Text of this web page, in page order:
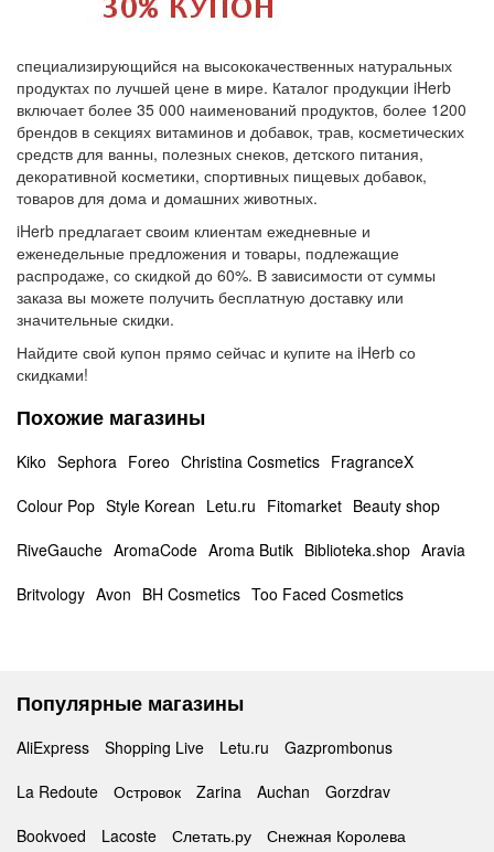
специализирующийся на высококачественных натуральных
продуктах по лучшей цене в мире. Каталог продукции iHerb
включает более 35 000 наименований продуктов, более 1200
брендов в секциях витаминов и добавок, трав, косметических
средств для ванны, полезных снеков, детского питания,
декоративной косметики, спортивных пищевых добавок,
товаров для дома и домашних животных.
iHerb предлагает своим клиентам ежедневные и
еженедельные предложения и товары, подлежащие
распродаже, со скидкой до 60%. В зависимости от суммы
заказа вы можете получить бесплатную доставку или
значительные скидки.
Найдите свой купон прямо сейчас и купите на iHerb со
скидками!
Похожие магазины
Kiko Sephora Foreo Christina Cosmetics FragranceX
Colour Pop Style Korean Letu.ru Fitomarket Beauty shop
RiveGauche AromaCode Aroma Butik Biblioteka.shop Aravia
Britvology Avon BH Cosmetics Too Faced Cosmetics
Популярные магазины
AliExpress Shopping Live Letu.ru
Gazprombonus
La Redoute
Островок Zarina Auchan
Gorzdrav
Bookvoed
Lacoste Слетать.ру Снежная Королева